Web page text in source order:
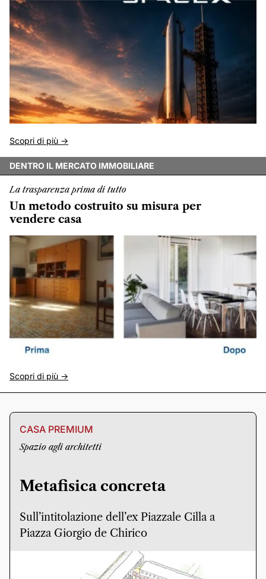
Scopri di più ->
DENTRO IL MERCATO IMMOBILIARE
La trasparenza prima di tutto
Un metodo costruito su misura per
vendere casa
Scopri di più ->
CASA PREMIUM
Spazio agli architetti
Metafisica concreta
Sull’intitolazione dell’ex Piazzale Cilla a
Piazza Giorgio de Chirico